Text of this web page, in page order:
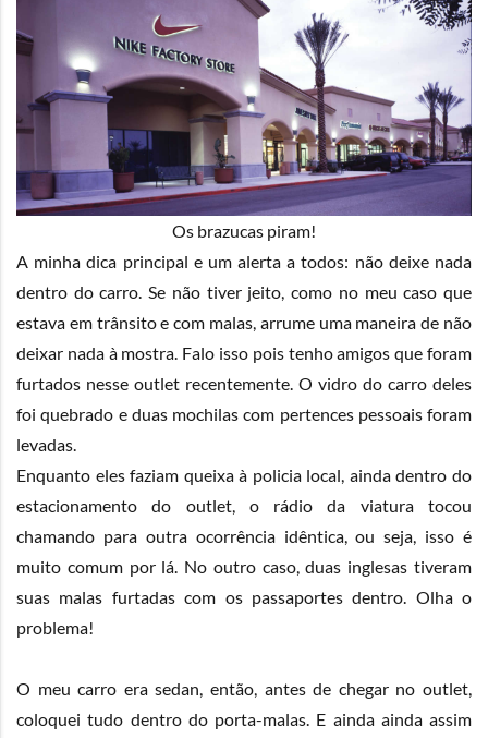
Os brazucas piram!
A minha dica principal e um alerta a todos: não deixe nada
dentro do carro. Se não tiver jeito, como no meu caso que
estava em trânsito e com malas, arrume uma maneira de não
deixar nada à mostra. Falo isso pois tenho amigos que foram
furtados nesse outlet recentemente. O vidro do carro deles
foi quebrado e duas mochilas com pertences pessoais foram
levadas.
Enquanto eles faziam queixa à policia local, ainda dentro do
estacionamento do outlet, o rádio da viatura tocou
chamando para outra ocorrência idêntica, ou seja, isso é
muito comum por lá. No outro caso, duas inglesas tiveram
suas malas furtadas com os passaportes dentro. Olha o
problema!
O meu carro era sedan, então, antes de chegar no outlet,
coloquei tudo dentro do porta-malas. E ainda ainda assim